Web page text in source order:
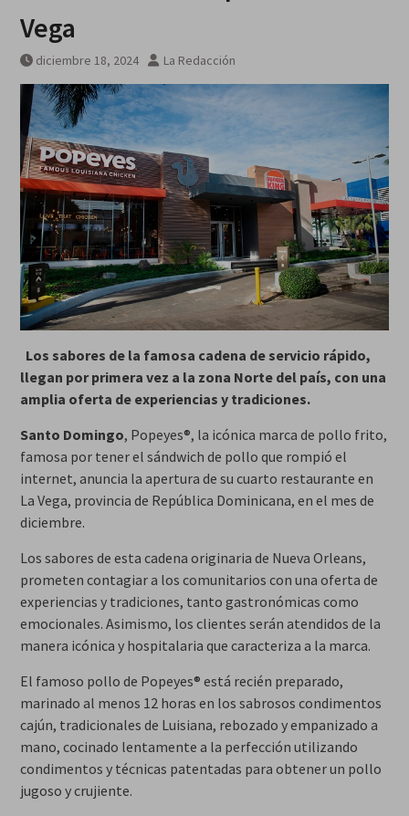
Vega
diciembre 18, 2024 La Redacción
Los sabores de la famosa cadena de servicio rápido,
llegan por primera vez a la zona Norte del país, con una
amplia oferta de experiencias y tradiciones.
Santo Domingo, Popeyes®, la icónica marca de pollo frito,
famosa por tener el sándwich de pollo que rompió el
internet, anuncia la apertura de su cuarto restaurante en
La Vega, provincia de República Dominicana, en el mes de
diciembre.
Los sabores de esta cadena originaria de Nueva Orleans,
prometen contagiar a los comunitarios con una oferta de
experiencias y tradiciones, tanto gastronómicas como
emocionales. Asimismo, los clientes serán atendidos de la
manera icónica y hospitalaria que caracteriza a la marca.
El famoso pollo de Popeyes® está recién preparado,
marinado al menos 12 horas en los sabrosos condimentos
cajún, tradicionales de Luisiana, rebozado y empanizado a
mano, cocinado lentamente a la perfección utilizando
condimentos y técnicas patentadas para obtener un pollo
jugoso y crujiente.